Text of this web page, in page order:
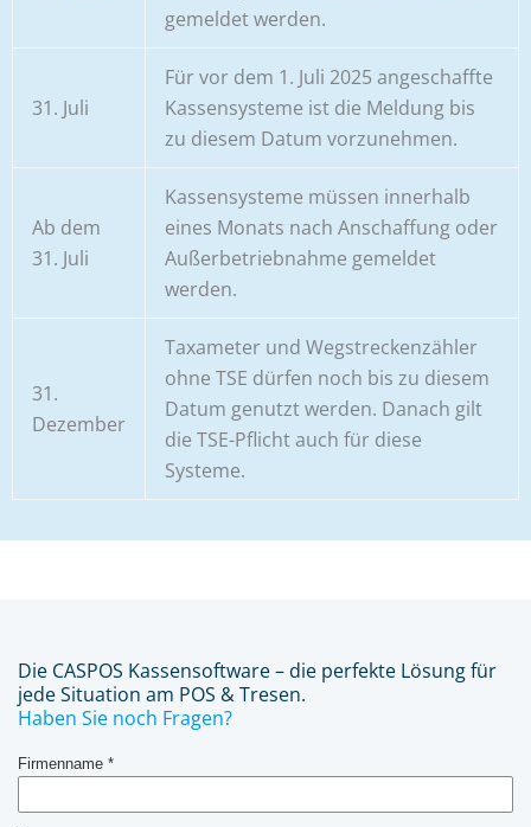
gemeldet werden.
31. Juli
Für vor dem 1. Juli 2025 angeschaffte
Kassensysteme ist die Meldung bis
zu diesem Datum vorzunehmen.
Ab dem
31. Juli
Kassensysteme müssen innerhalb
eines Monats nach Anschaffung oder
Außerbetriebnahme gemeldet
werden.
31.
Dezember
Taxameter und Wegstreckenzähler
ohne TSE dürfen noch bis zu diesem
Datum genutzt werden. Danach gilt
die TSE-Pflicht auch für diese
Systeme.
Die CASPOS Kassensoftware – die perfekte Lösung für
jede Situation am POS & Tresen.
Haben Sie noch Fragen?